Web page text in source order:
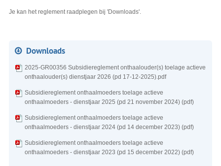
Je kan het reglement raadplegen bij 'Downloads'.
Downloads
2025-GR00356 Subsidiereglement onthaalouder(s) toelage actieve
onthaalouder(s) dienstjaar 2026 (pd 17-12-2025).pdf
Subsidiereglement onthaalmoeders toelage actieve
onthaalmoeders - dienstjaar 2025 (pd 21 november 2024) (pdf)
Subsidiereglement onthaalmoeders toelage actieve
onthaalmoeders - dienstjaar 2024 (pd 14 december 2023) (pdf)
Subsidiereglement onthaalmoeders toelage actieve
onthaalmoeders - dienstjaar 2023 (pd 15 december 2022) (pdf)